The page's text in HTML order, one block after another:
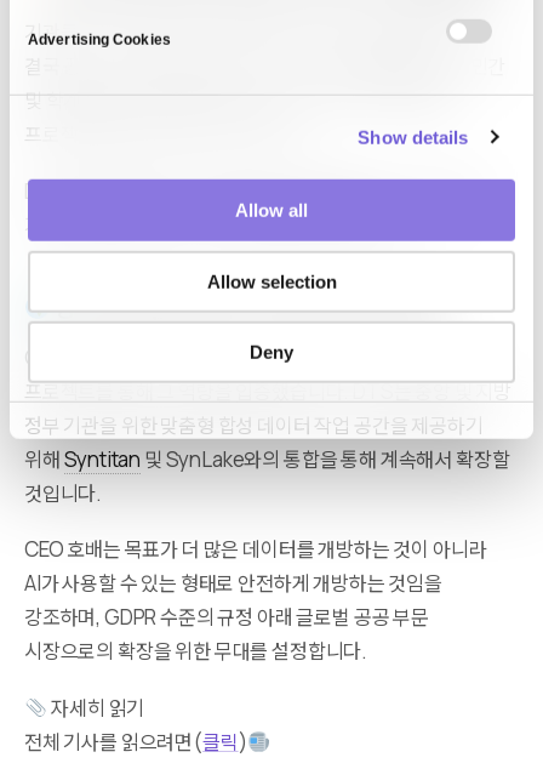
Advertising Cookies
Show details
Allow all
Allow selection
Deny
기관들이 고위험 데이터 셋을 합성 버전으로 변환함으로써,
및 학계와 협력 연구를 지원하며, 교차 기관 데이터 결합
프로젝트를 가능하게 할 수 있습니다.
DTS는 새로운 평가 지표 준수를 지원할 뿐만 아니라 데이터
기반 정책 결정 및 AI 서비스 배포를 가속화합니다.
공공 부문 합성 데이터 작업 공간으로의 확장
CUBIG은 이미 금융, 공공 서비스 및 방위 분야의 파일럿
프로젝트를 통해 그 역량을 입증했습니다. DTS는 중앙 및 지방
정부 기관을 위한 맞춤형 합성 데이터 작업 공간을 제공하기
위해Syntitan 및 SynLake와의 통합을 통해 계속해서 확장할
것입니다.
CEO 호배는 목표가 더 많은 데이터를 개방하는 것이 아니라
AI가 사용할 수 있는 형태로 안전하게 개방하는 것임을
강조하며, GDPR 수준의 규정 아래 글로벌 공공 부문
시장으로의 확장을 위한 무대를 설정합니다.
자세히 읽기
전체 기사를 읽으려면(클릭)